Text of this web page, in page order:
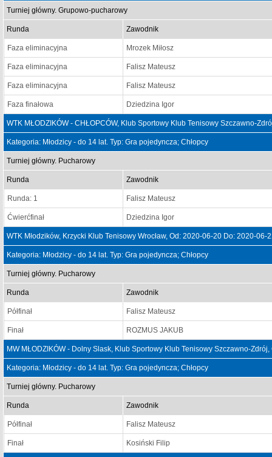
Turniej główny. Grupowo-pucharowy
Runda Zawodnik
Faza eliminacyjna Mrozek Miłosz
Faza eliminacyjna Falisz Mateusz
Faza eliminacyjna Falisz Mateusz
Faza finałowa Dziedzina Igor
WTK MŁODZIKÓW - CHŁOPCÓW, Klub Sportowy Klub Tenisowy Szczawno-
Kategoria: Młodzicy - do 14 lat. Typ: Gra pojedyncza; Chłopcy
Turniej główny. Pucharowy
Runda Zawodnik
Runda: 1 Falisz Mateusz
Ćwierćfinał Dziedzina Igor
WTK Młodzików, Krzycki Klub Tenisowy Wrocław, Od: 2020-06-20 Do: 2020-06-
Kategoria: Młodzicy - do 14 lat. Typ: Gra pojedyncza; Chłopcy
Turniej główny. Pucharowy
Runda Zawodnik
Półfinał Falisz Mateusz
Finał ROZMUS JAKUB
MW MŁODZIKÓW - Dolny Slask, Klub Sportowy Klub Tenisowy Szczawno-
Kategoria: Młodzicy - do 14 lat. Typ: Gra pojedyncza; Chłopcy
Turniej główny. Pucharowy
Runda Zawodnik
Półfinał Falisz Mateusz
Finał Kosiński Filip